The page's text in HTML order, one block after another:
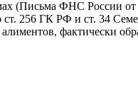
(Письма ФНС России
256 ГК РФ и ст. 34
фактически